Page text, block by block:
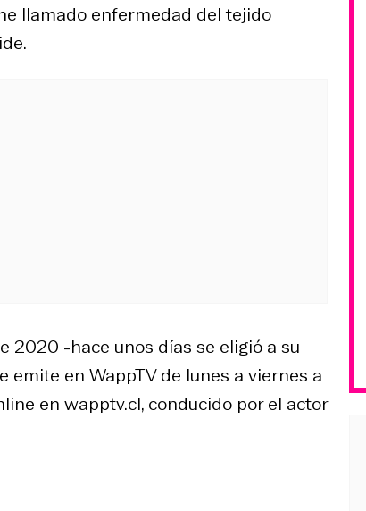
llamado enfermedad del tejido
2020 -hace unos días se eligió a su
en WappTV de lunes a viernes a
en wapptv.cl, conducido por el actor